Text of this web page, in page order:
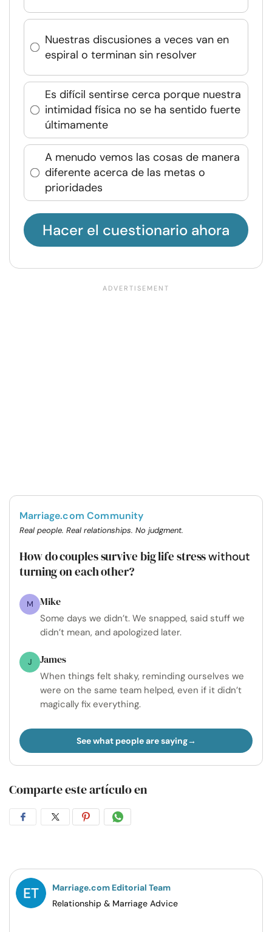
Nuestras discusiones a veces van en
espiral o terminan sin resolver
Es difícil sentirse cerca porque nuestra
intimidad física no se ha sentido fuerte
últimamente
A menudo vemos las cosas de manera
diferente acerca de las metas o
prioridades
Hacer el cuestionario ahora
Marriage.com Community
Real people. Real relationships. No judgment.
How do couples survive big life stresswithout
turning on each other?
M Mike
Some days we didn’t. We snapped, said stuff we
didn’t mean, and apologized later.
J James
When things felt shaky, reminding ourselves we
were on the same team helped, even if it didn’t
magically fix everything.
See what people are saying
Comparte este artículo en
CompartirCompartirCompartirCompartir
Marriage.com Editorial Team
Relationship & Marriage Advice